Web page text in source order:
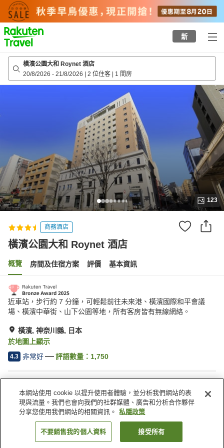
to
top
page
新
橫濱公園大和 Roynet 酒店
20/8/2026 - 21/8/2026 | 2 位住客 | 1 間房
123
商務酒店
橫濱公園大和 Roynet 酒店
概覽 房間及住宿方案 評價 基本資訊
近車站，步行約 7 分鐘，可輕鬆前往未來港、橫濱國際和平會議
場、橫濱中華街、山下公園等地，所有客房皆有無線網絡。
橫濱, 神奈川縣, 日本
於地圖上顯示
4.3 非常好 評語數量： 1,750
停車場
水療/美容院
餐廳
自動販賣機
日本 神奈川縣 橫濱 橫濱公園大和 Roynet 酒店
找客房
本網站使用 cookie 以提升使用者體驗，並分析我們網站的表
現與流量。我們也會向我們的社群媒體、廣告和分析合作夥伴
分享您使用我們網站的相關資訊。
私隱政策
不要銷售我的個人資料 接受所有